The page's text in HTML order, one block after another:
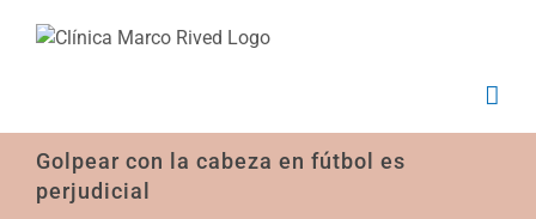
Golpear con la cabeza en fútbol es
perjudicial